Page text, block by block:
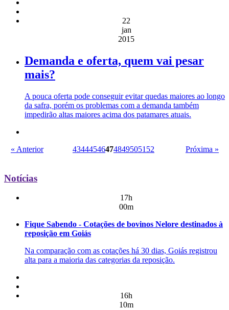
22
jan
2015
Demanda e oferta, quem vai pesar
mais?
A pouca oferta pode conseguir evitar quedas maiores ao longo
da safra, porém os problemas com a demanda também
impedirão altas maiores acima dos patamares atuais.
« Anterior 434445464748495051 52 Próxima »
Notícias
17h
00m
Fique Sabendo - Cotações de bovinos Nelore destinados à
reposição em Goiás
Na comparação com as cotações há 30 dias, Goiás registrou
alta para a maioria das categorias da reposição.
16h
10m